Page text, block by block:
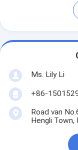
Ms. Lily Li
+86-
Road van
Hengli Town,